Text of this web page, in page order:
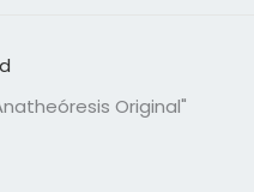
Original"